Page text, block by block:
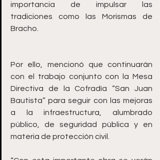
importancia de impulsar las
tradiciones como las Morismas de
Por ello, mencionó que continuarán
con el trabajo conjunto con la Mesa
Directiva de la Cofradía “San Juan
Bautista” para seguir con las mejoras
a la infraestructura, alumbrado
público, de seguridad pública y en
materia de protección civil.